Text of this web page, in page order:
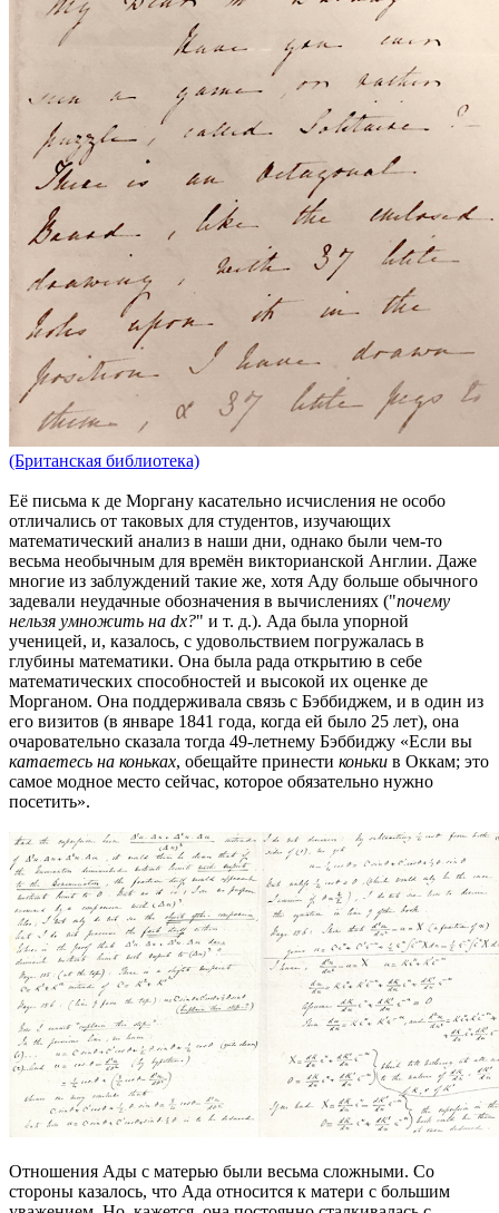
(Британская библиотека)
Её письма к де Моргану касательно исчисления не особо
отличались от таковых для студентов, изучающих
математический анализ в наши дни, однако были чем-то
весьма необычным для времён викторианской Англии. Даже
многие из заблуждений такие же, хотя Аду больше обычного
задевали неудачные обозначения в вычислениях ("почему
нельзя умножить на dx?" и т. д.). Ада была упорной
ученицей, и, казалось, с удовольствием погружалась в
глубины математики. Она была рада открытию в себе
математических способностей и высокой их оценке де
Морганом. Она поддерживала связь с Бэббиджем, и в один из
его визитов (в январе 1841 года, когда ей было 25 лет), она
очаровательно сказала тогда 49-летнему Бэббиджу «Если вы
катаетесь на коньках, обещайте принести коньки в Оккам; это
самое модное место сейчас, которое обязательно нужно
посетить».
Отношения Ады с матерью были весьма сложными. Со
стороны казалось, что Ада относится к матери с большим